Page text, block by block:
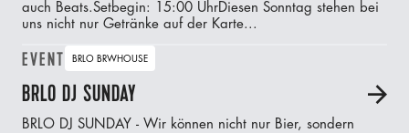
auch Beats.‍Setbegin: 15:00 UhrDiesen Sonntag stehen bei
uns nicht nur Getränke auf der Karte...
EVENT BRLO BRWHOUSE
BRLO DJ SUNDAY A
BRLO DJ SUNDAY - Wir können nicht nur Bier, sondern